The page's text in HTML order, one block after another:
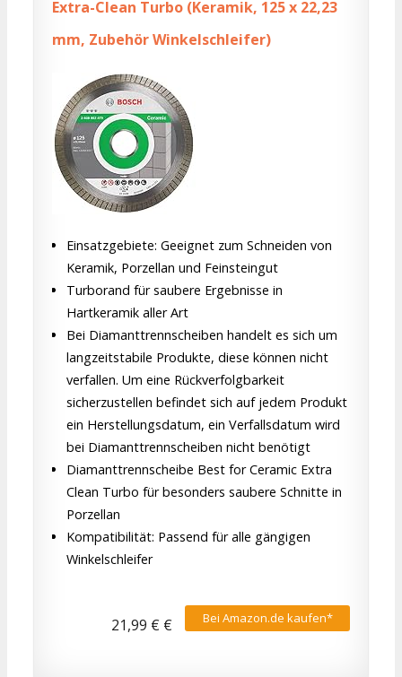
Extra-Clean Turbo (Keramik, 125 x 22,23
mm, Zubehör Winkelschleifer)
Einsatzgebiete: Geeignet zum Schneiden von
Keramik, Porzellan und Feinsteingut
Turborand für saubere Ergebnisse in
Hartkeramik aller Art
Bei Diamanttrennscheiben handelt es sich um
langzeitstabile Produkte, diese können nicht
verfallen. Um eine Rückverfolgbarkeit
sicherzustellen befindet sich auf jedem Produkt
ein Herstellungsdatum, ein Verfallsdatum wird
bei Diamanttrennscheiben nicht benötigt
Diamanttrennscheibe Best for Ceramic Extra
Clean Turbo für besonders saubere Schnitte in
Porzellan
Kompatibilität: Passend für alle gängigen
Winkelschleifer
Bei Amazon.de kaufen*
21,99 € €